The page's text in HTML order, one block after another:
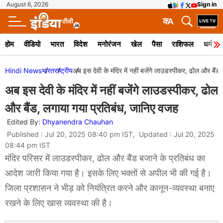
August 6, 2026 Sign in
A
क
होम वीडियो भारत विदेश मनोरंजन खेल पैसा राशिफल धर्म
Hindi Newsभारतराष्ट्रीयअब इस देवी के मंदिर में नहीं बजेंगे लाउडस्पीकर, ढोल और बैंड,
अब इस देवी के मंदिर में नहीं बजेंगे लाउडस्पीकर, ढोल
और बैंड, लगाया गया प्रतिबंध, जानिए वजह
Edited By: Dhyanendra Chauhan
Published : Jul 20, 2025 08:40 pm IST, Updated : Jul 20, 2025
08:44 pm IST
मंदिर परिसर में लाउडस्पीकर, ढोल और बैंड बजाने के प्रतिबंध का
आदेश जारी किया गया है। इसके लिए भक्तों से अपील भी की गई है।
जिला प्रशासन ने भीड़ को नियंत्रित करने और कानून-व्यवस्था बनाए
रखने के लिए खास व्यवस्था की है।